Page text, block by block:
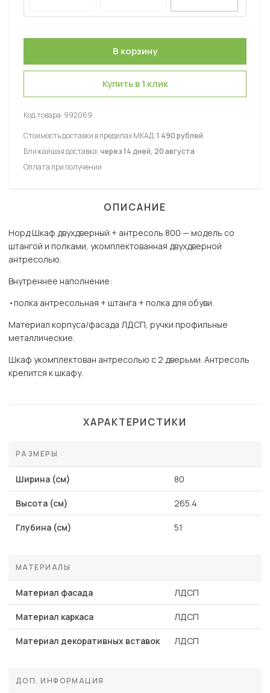
Купить в 1 клик
Код товара: 992069
Стоимость доставки в пределах МКАД:1 490 рублей
Ближайшая доставка:через 14 дней, 20 августа
Оплата при получении
ОПИСАНИЕ
Норд Шкаф двухдверный + антресоль 800 — модель со
штангой и полками, укомплектованная двухдверной
антресолью.
Внутреннее наполнение:
•полка антресольная + штанга + полка для обуви.
Материал корпуса/фасада ЛДСП, ручки профильные
металлические.
Шкаф укомплектован антресолью с 2 дверьми. Антресоль
крепится к шкафу.
ХАРАКТЕРИСТИКИ
РАЗМЕРЫ
Ширина (см) 80
Высота (см) 265.4
Глубина (см) 51
МАТЕРИАЛЫ
Материал фасада ЛДСП
Материал каркаса ЛДСП
Материал декоративных вставок ЛДСП
ДОП. ИНФОРМАЦИЯ